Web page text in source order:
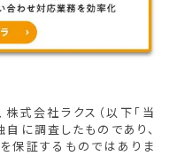
式会社ラクス（以下「当
に調査したものであり、
保証するものではありま